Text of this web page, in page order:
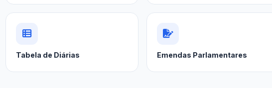
Tabela de Diárias Emendas Parlamentares